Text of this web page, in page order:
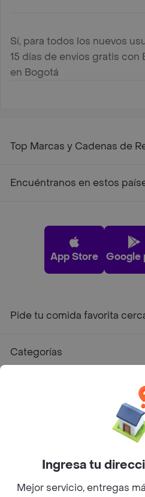
Sí, para todos los nuevos
15 días de envíos gratis con
en Bogotá
Top Marcas y Cadenas de
Encuéntranos en estos
App Store Google
Pide tu comida favorita
Categorías
©2026Rappi Inc.
Ingresa tu
Mejor servicio, entregas